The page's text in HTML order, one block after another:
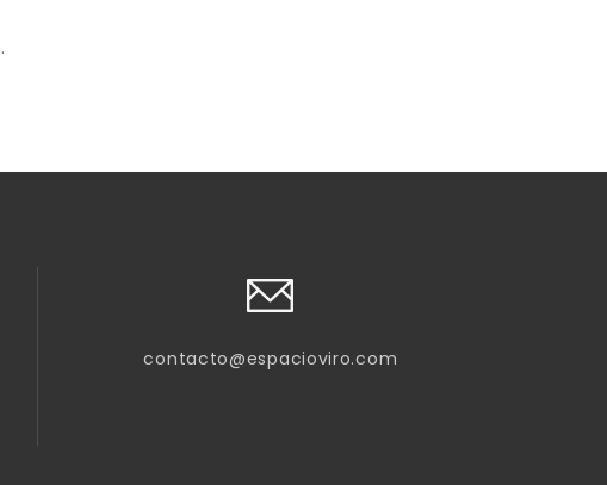
.
contacto@espacioviro.com